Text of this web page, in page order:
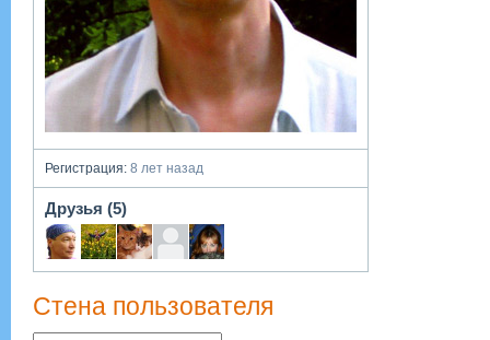
Регистрация:8 лет назад
Друзья (5)
Стена пользователя